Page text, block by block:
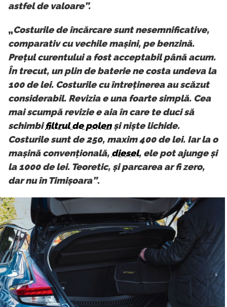
astfel de valoare”.
„Costurile de încărcare sunt nesemnificative,
comparativ cu vechile mașini, pe benzină.
Prețul curentului a fost acceptabil până acum.
În trecut, un plin de baterie ne costa undeva la
100 de lei. Costurile cu întreținerea au scăzut
considerabil. Revizia e una foarte simplă. Cea
mai scumpă revizie e aia în care te duci să
schimbifiltrul de polenși niște lichide.
Costurile sunt de 250, maxim 400 de lei. Iar la o
mașină convențională, diesel, ele pot ajunge și
la 1000 de lei. Teoretic, și parcarea ar fi zero,
dar nu în Timișoara”.